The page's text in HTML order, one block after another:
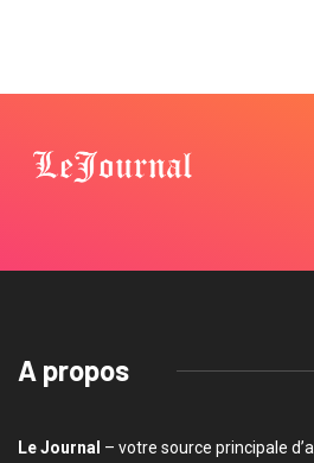
A propos
Le Journal – votre source principale